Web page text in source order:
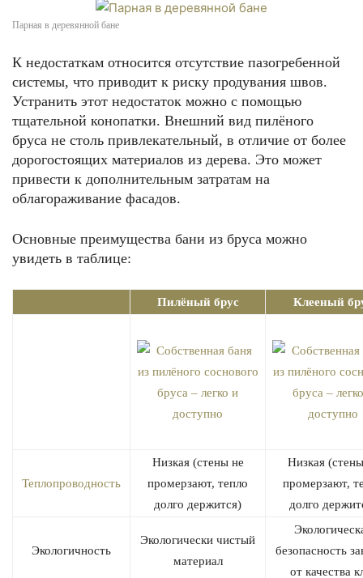
Парная в деревянной бане
К недостаткам относится отсутствие пазогребенной
системы, что приводит к риску продувания швов.
Устранить этот недостаток можно с помощью
тщательной конопатки. Внешний вид пилёного
бруса не столь привлекательный, в отличие от более
дорогостоящих материалов из дерева. Это может
привести к дополнительным затратам на
облагораживание фасадов.
Основные преимущества бани из бруса можно
увидеть в таблице:
Пилёный брус Клееный
Теплопроводность
Низкая (стены не
промерзают, тепло
долго держится)
Низкая
промерзают,
долго
Экологичность
Экологически чистый
материал
безопасность
от качества